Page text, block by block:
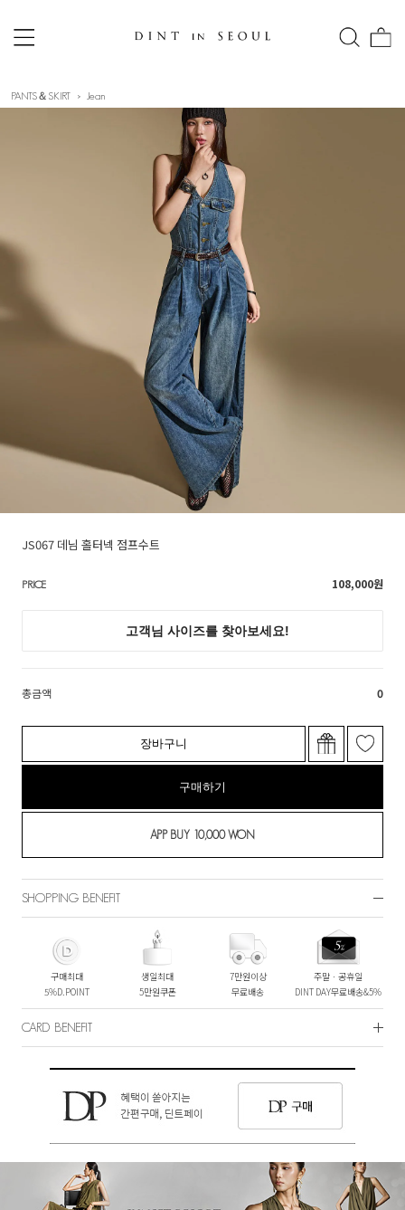
PANTS＆SKIRT Jean
JS067 데님 홀터넥 점프수트
PRICE 108,000원
총금액 0
장바구니
구매하기
SHOPPING BENEFIT
구매최대
5%D.POINT
생일최대
5만원쿠폰
7만원이상
무료배송
주말ㆍ공휴일
DINT DAY무료배송&5%
CARD BENEFIT